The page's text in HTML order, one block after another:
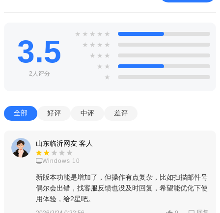
3000+个投递点遍布城市，随时待命，再也不等快递员！
软件亮点
常的投递工作中就可以更加高效的完成工作里面的要求。
直接的通过这个应用快速的给所有的收件人发送时间的消息。
相关说明
操作菜单
登录中邮揽投APP投递模块，点击【投递反馈】，进入相关
3.5
2人评分
★ ★ ★ ★ ★
★ ★ ★ ★
★ ★ ★
★ ★
★
全部 好评 中评 差评
山东临沂网友 客人
Windows 10
新版本功能是增加了，但操作有点复杂，比如扫描邮件号
偶尔会出错，找客服反馈也没及时回复，希望能优化下使
用体验，给2星吧。